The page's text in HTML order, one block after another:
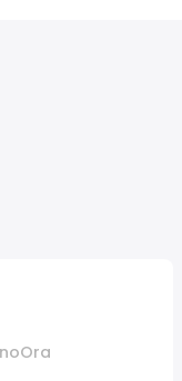
Ora